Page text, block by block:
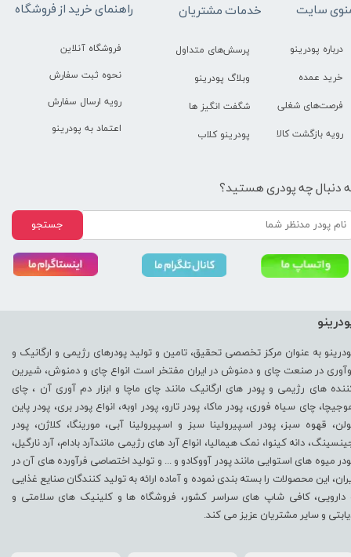
به عنوان مرکز تخصصی تحقیق، تامین و تولید پودرهای رژیمی و ارگانیک و
در صنعت چای و دمنوش در ایران مفتخر است انواع چای و دمنوش، شیرین
های رژیمی و پودر های ارگانیک مانند چای ماچا و ابزار دم آوری آن ، چای
چای سیاه فوری، پودر ماکا، پودر تارو، پودر اوبه، انواع پودر بری، پودر پاین
قهوه سبز، پودر اسپیرولینا سبز و اسپیرولینا آبی، مورینگا، کلاژن، پودر
دانه کینوا، نمک هیمالیا، انواع آرد های رژیمی مانندآرد بادام، آرد نارگیل،
میوه های استوایی مانند پودر آووکادو و ... و تولید اختصاصی فرآورده های آن در
این محصولات را بسته بندی نموده و آماده ارائه به تولید کنندگان صنایع غذایی
دارویی، کافی شاپ های سراسر کشور، فروشگاه ها و کلینیک های سلامتی و
و سایر مشتریان عزیز می کند.
راهنمای خرید از فروشگاه
فروشگاه آنلاین
نحوه ثبت سفارش
رویه ارسال سفارش
اعتماد به پودرینو
خدمات مشتریان
پرسش‌های متداول
وبلاگ پودرینو
شگفت انگیز ها
پودرینو کلاب
سایت
درباره پودرینو
خرید عمده
فرصت‌های شغلی
رویه بازگشت کالا
دنبال چه پودری هستید؟
جستجو